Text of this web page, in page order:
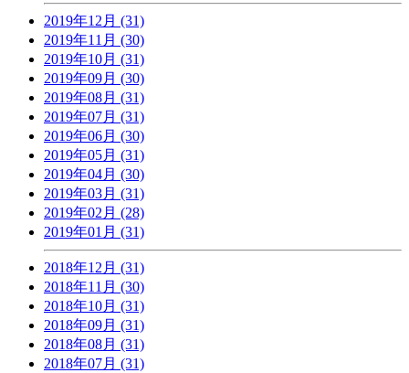
2019年12月 (31)
2019年11月 (30)
2019年10月 (31)
2019年09月 (30)
2019年08月 (31)
2019年07月 (31)
2019年06月 (30)
2019年05月 (31)
2019年04月 (30)
2019年03月 (31)
2019年02月 (28)
2019年01月 (31)
2018年12月 (31)
2018年11月 (30)
2018年10月 (31)
2018年09月 (31)
2018年08月 (31)
2018年07月 (31)